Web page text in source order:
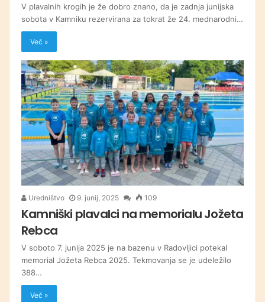
V plavalnih krogih je že dobro znano, da je zadnja junijska
sobota v Kamniku rezervirana za tokrat že 24. mednarodni…
Več »
Uredništvo 9. junij, 2025 109
Kamniški plavalci na memorialu Jožeta
Rebca
V soboto 7. junija 2025 je na bazenu v Radovljici potekal
memorial Jožeta Rebca 2025. Tekmovanja se je udeležilo
388…
Več »